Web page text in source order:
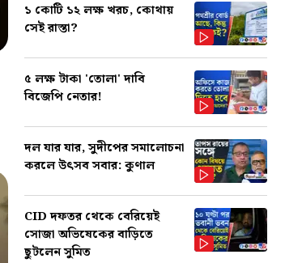
১ কোটি ১২ লক্ষ খরচ, কোথায়
সেই রাস্তা?
৫ লক্ষ টাকা 'তোলা' দাবি
বিজেপি নেতার!
দল যার যার, সুদীপের সমালোচনা
করলে উৎসব সবার: কুণাল
CID দফতর থেকে বেরিয়েই
সোজা অভিষেকের বাড়িতে
ছুটলেন সুমিত